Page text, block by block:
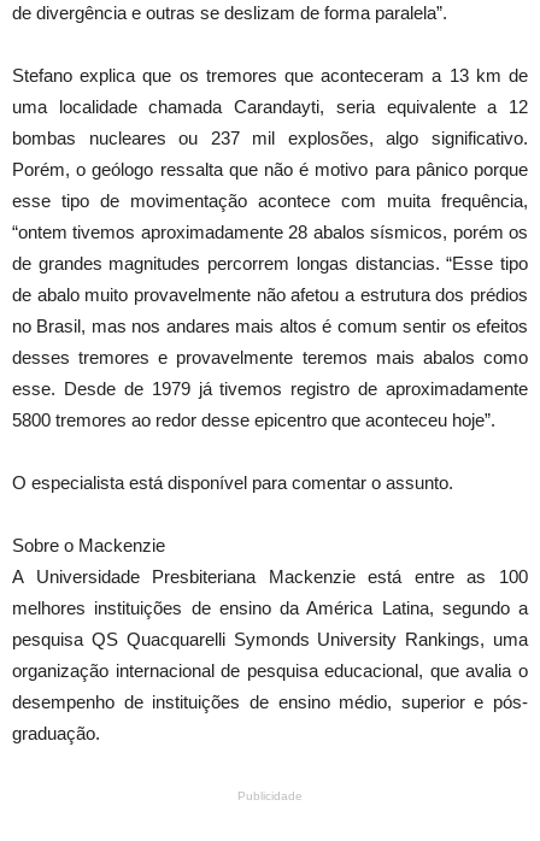
de divergência e outras se deslizam de forma paralela”.
Stefano explica que os tremores que aconteceram a 13 km de
uma localidade chamada Carandayti, seria equivalente a 12
bombas nucleares ou 237 mil explosões, algo significativo.
Porém, o geólogo ressalta que não é motivo para pânico porque
esse tipo de movimentação acontece com muita frequência,
“ontem tivemos aproximadamente 28 abalos sísmicos, porém os
de grandes magnitudes percorrem longas distancias. “Esse tipo
de abalo muito provavelmente não afetou a estrutura dos prédios
no Brasil, mas nos andares mais altos é comum sentir os efeitos
desses tremores e provavelmente teremos mais abalos como
esse. Desde de 1979 já tivemos registro de aproximadamente
5800 tremores ao redor desse epicentro que aconteceu hoje”.
O especialista está disponível para comentar o assunto.
Sobre o Mackenzie
A Universidade Presbiteriana Mackenzie está entre as 100
melhores instituições de ensino da América Latina, segundo a
pesquisa QS Quacquarelli Symonds University Rankings, uma
organização internacional de pesquisa educacional, que avalia o
desempenho de instituições de ensino médio, superior e pós-
graduação.
Publicidade